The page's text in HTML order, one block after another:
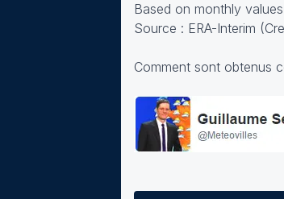
Based on monthly
Source : ERA-Interim
Comment sont obtenus